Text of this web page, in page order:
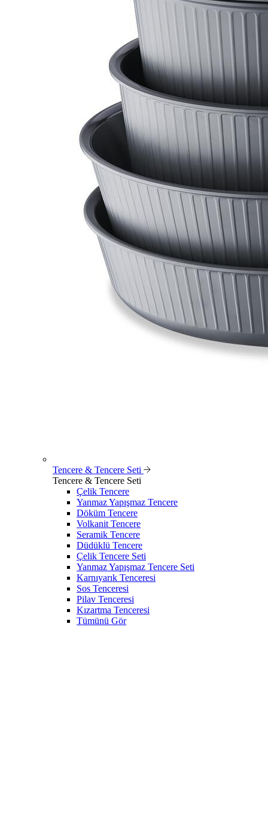
Tencere & Tencere Seti
Tencere & Tencere Seti
Çelik Tencere
Yanmaz Yapışmaz Tencere
Döküm Tencere
Volkanit Tencere
Seramik Tencere
Düdüklü Tencere
Çelik Tencere Seti
Yanmaz Yapışmaz Tencere Seti
Karnıyarık Tenceresi
Sos Tenceresi
Pilav Tenceresi
Kızartma Tenceresi
Tümünü Gör